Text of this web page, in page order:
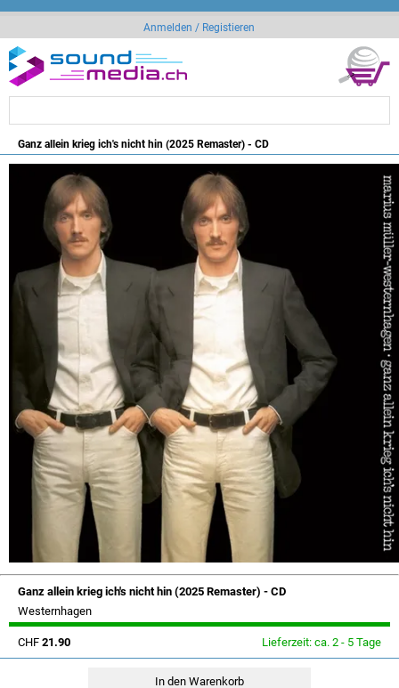
Anmelden / Registieren
Ganz allein krieg ich's nicht hin (2025 Remaster) - CD
Ganz allein krieg ich's nicht hin (2025 Remaster) - CD
Westernhagen
CHF 21.90 Lieferzeit: ca. 2 - 5 Tage